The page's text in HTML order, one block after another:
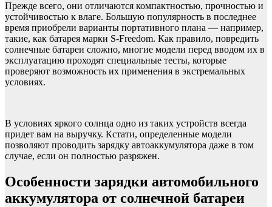
Прежде всего, они отличаются компактностью, прочностью и
устойчивостью к влаге. Большую популярность в последнее
время приобрели варианты портативного плана — например,
такие, как батарея марки S-Freedom. Как правило, повредить
солнечные батареи сложно, многие модели перед вводом их в
эксплуатацию проходят специальные тесты, которые
проверяют возможность их применения в экстремальных
условиях.
В условиях яркого солнца одно из таких устройств всегда
придет вам на выручку. Кстати, определенные модели
позволяют проводить зарядку автоаккумулятора даже в том
случае, если он полностью разряжен.
Особенности зарядки автомобильного
аккумулятора от солнечной батареи